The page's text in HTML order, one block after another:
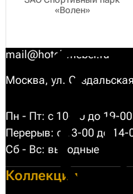
«Волен»
mail@hotel-mebel.ru
Москва, ул.
Пн - Пт: с 10-00 до 19-00
Перерыв: с 13-00 до 14-
Сб - Вс: выходные
Коллекции